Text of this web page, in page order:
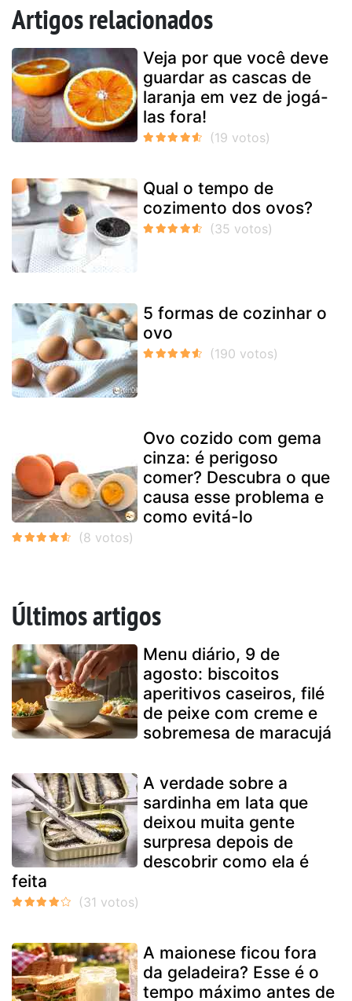
Artigos relacionados
Veja por que você deve
guardar as cascas de
laranja em vez de jogá-
las fora!
Qual o tempo de
cozimento dos ovos?
5 formas de cozinhar o
ovo
Ovo cozido com gema
cinza: é perigoso
comer? Descubra o que
causa esse problema e
como evitá-lo
Últimos artigos
Menu diário, 9 de
agosto: biscoitos
aperitivos caseiros, filé
de peixe com creme e
sobremesa de maracujá
A verdade sobre a
sardinha em lata que
deixou muita gente
surpresa depois de
descobrir como ela é
feita
A maionese ficou fora
da geladeira? Esse é o
tempo máximo antes de